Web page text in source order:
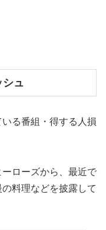
ュ
る番組・得する人損
ローズから、最近で
料理などを披露して